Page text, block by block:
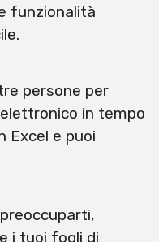
funzionalità
persone per
in tempo
Excel e puoi
i tuoi fogli di